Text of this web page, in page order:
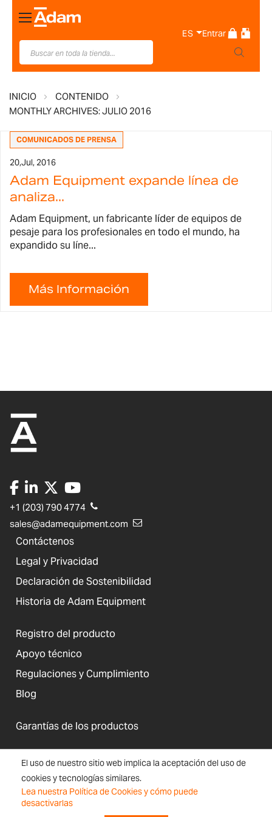
El uso de nuestro sitio web implica la aceptación del uso de
cookies y tecnologías similares.
Lea nuestra Política de Cookies y cómo puede
desactivarlas
Toggle
Nav
ES Entrar
INICIO
CONTENIDO
MONTHLY ARCHIVES: JULIO 2016
COMUNICADOS DE PRENSA
20,Jul, 2016
Adam Equipment expande línea de
analiza...
Adam Equipment, un fabricante líder de equipos de
pesaje para los profesionales en todo el mundo, ha
expandido su líne...
+1 (203) 790 4774
sales@adamequipment.com
Contáctenos
Legal y Privacidad
Declaración de Sostenibilidad
Historia de Adam Equipment
Registro del producto
Apoyo técnico
Regulaciones y Cumplimiento
Blog
Garantías de los productos
Estados Unidos
Términos y
Condiciones
Accesibilidad, Cookies e
Información del Sitio Web
Inscripción